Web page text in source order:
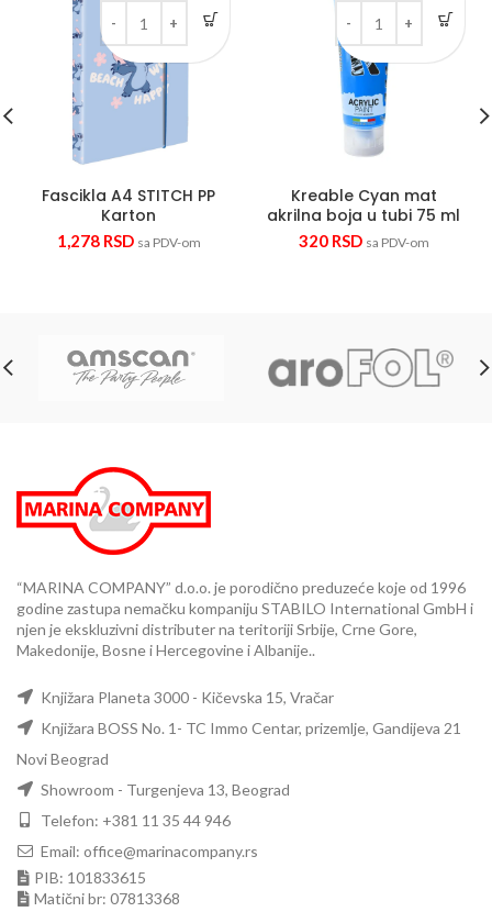
Fascikla A4 STITCH PP
Karton
1,278 RSD sa PDV-om
Fascikla A4 STITCH PP Karton quantity
Kreable Cyan mat
akrilna boja u tubi 75 ml
320 RSD sa PDV-om
Kreable Cyan mat
“MARINA COMPANY” d.o.o. je porodično preduzeće koje od 1996
godine zastupa nemačku kompaniju STABILO International GmbH i
njen je ekskluzivni distributer na teritoriji Srbije, Crne Gore,
Makedonije, Bosne i Hercegovine i Albanije..
Knjižara Planeta 3000 - Kičevska 15, Vračar
Knjižara BOSS No. 1- TC Immo Centar, prizemlje, Gandijeva 21
Novi Beograd
Showroom - Turgenjeva 13, Beograd
Telefon: +381 11 35 44 946
Email: office@marinacompany.rs
PIB: 101833615
Matični br: 07813368